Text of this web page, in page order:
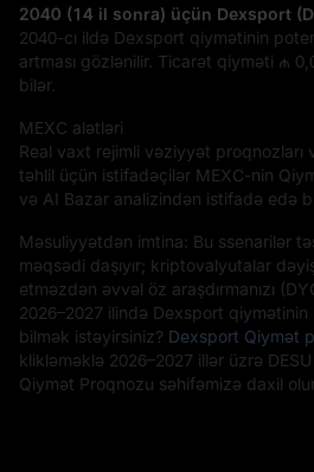
2040 (14 il sonra) üçün Dexsport
2040-cı ildə Dexsport qiymətinin
artması gözlənilir. Ticarət qiyməti ₼
bilər.
MEXC alətləri
Real vaxt rejimli vəziyyət proqnozları
təhlil üçün istifadəçilər MEXC-nin
və AI Bazar analizindən istifadə edə
Məsuliyyətdən imtina: Bu ssenarilər
məqsədi daşıyır; kriptovalyutalar
etməzdən əvvəl öz araşdırmanızı
2026–2027 ilində Dexsport qiymətinin
bilmək istəyirsiniz? Dexsport Qiymət
klikləməklə 2026–2027 illər üzrə
Qiymət Proqnozu səhifəmizə daxil